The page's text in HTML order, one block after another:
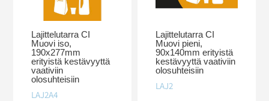
Lajittelutarra CI
Muovi iso,
190x277mm
erityistä kestävyyttä
vaativiin
olosuhteisiin
LAJ2A4
Lajittelutarra CI
Muovi pieni,
90x140mm erityistä
kestävyyttä vaativiin
olosuhteisiin
LAJ2